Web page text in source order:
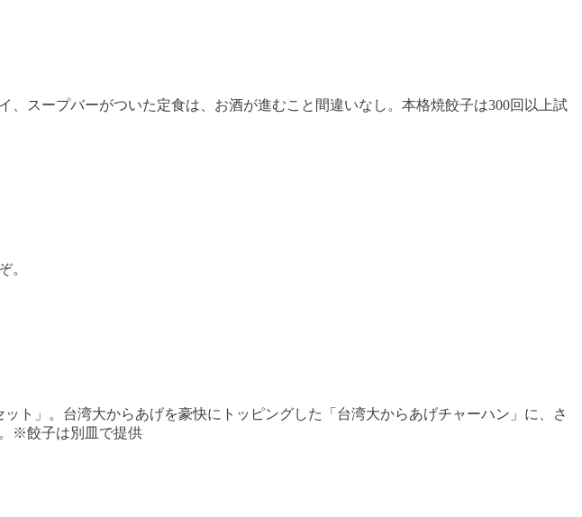
スープバーがついた定食は、お酒が進むこと間違いなし。本格焼餃子は300回以上試
。
ト」。台湾大からあげを豪快にトッピングした「台湾大からあげチャーハン」に、さ
※餃子は別皿で提供